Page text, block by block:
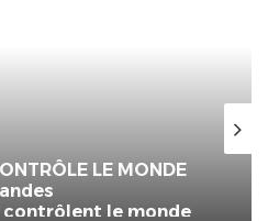
LE MONDE
le monde